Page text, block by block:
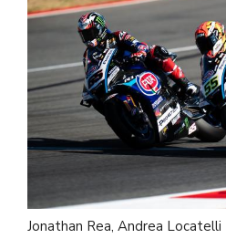
Jonathan Rea, Andrea Locatelli